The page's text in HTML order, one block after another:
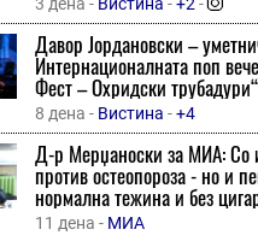
Pro серијата
-Конект
запеа на концертот на Владo
Лидер-+1 -
во Сирија пронајден натпис
- МКД Прес
3 дена - Вистина -+2-
Давор Јордановски –
Интернационалната поп
Фест – Охридски
копираме светските
да бидеме инспирација“
8 дена - Вистина -+4
Д-р Мерџаноски за МИА: Со
против остеопороза - но и
нормална тежина и без
11 дена - МИА